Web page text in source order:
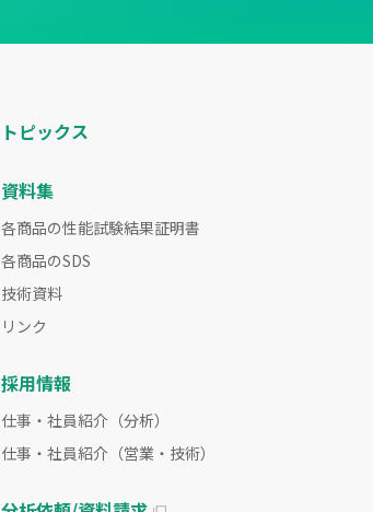
トピックス
資料集
各商品の性能試験結果証明書
各商品のSDS
技術資料
リンク
採用情報
仕事・社員紹介（分析）
仕事・社員紹介（営業・技術）